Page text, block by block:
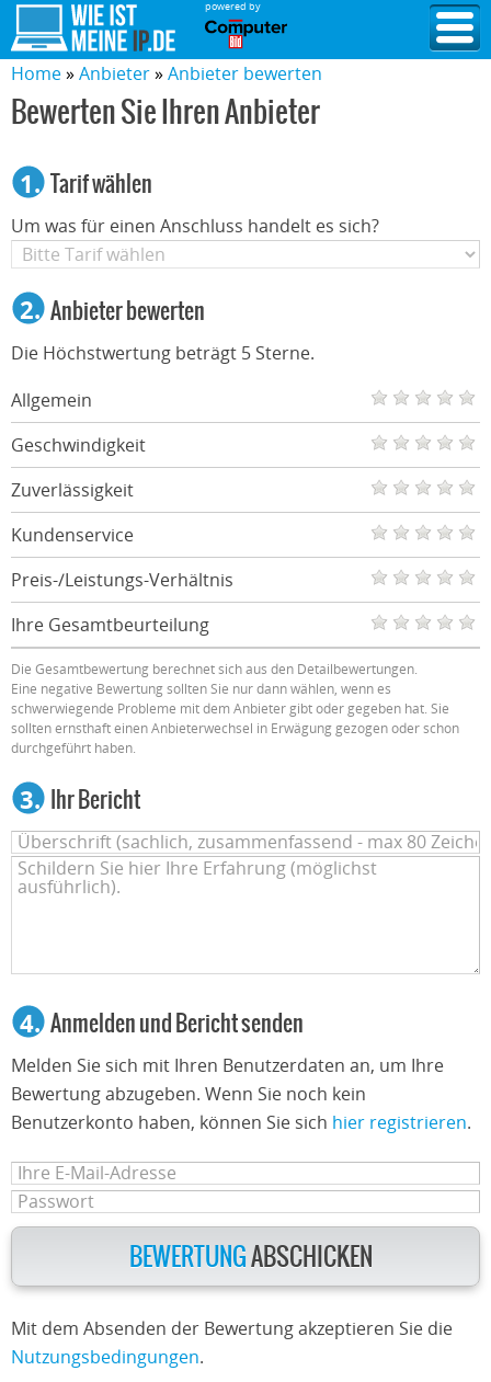
powered by
Home Anbieter Anbieter bewerten
Bewerten Sie Ihren Anbieter
1. Tarif wählen
Um was für einen Anschluss handelt es sich?
2. Anbieter bewerten
Die Höchstwertung beträgt 5 Sterne.
Allgemein
Geschwindigkeit
Zuverlässigkeit
Kundenservice
Preis-/Leistungs-Verhältnis
Ihre Gesamtbeurteilung
Die Gesamtbewertung berechnet sich aus den Detailbewertungen.
Eine negative Bewertung sollten Sie nur dann wählen, wenn es
schwerwiegende Probleme mit dem Anbieter gibt oder gegeben hat. Sie
sollten ernsthaft einen Anbieterwechsel in Erwägung gezogen oder schon
durchgeführt haben.
3. Ihr Bericht
4. Anmelden und Bericht senden
Melden Sie sich mit Ihren Benutzerdaten an, um Ihre
Bewertung abzugeben. Wenn Sie noch kein
Benutzerkonto haben, können Sie sich hier registrieren.
BEWERTUNGABSCHICKEN
Mit dem Absenden der Bewertung akzeptieren Sie die
Nutzungsbedingungen.